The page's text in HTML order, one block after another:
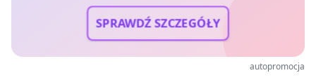
SPRAWDŹ SZCZEGÓŁY
autopromocja